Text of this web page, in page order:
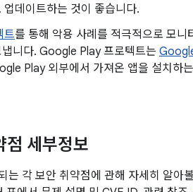
데이트하는 것이 좋습니다.
트를 통해 악용 사례를 적극적으로 모니
니다. Google Play 프로텍트는
Play 외부에서 가져온 앱을 설치하
세부정보
각 보안 취약점에 관해 자세히 알아